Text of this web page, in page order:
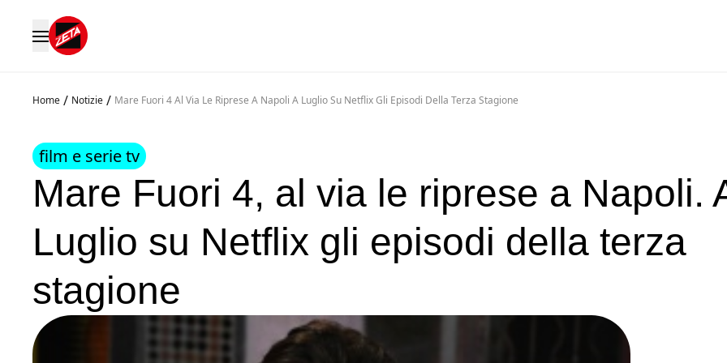
Home / Notizie / Mare Fuori 4 Al Via Le Riprese A Napoli A Luglio Su Netflix Gli Episodi Della Terza Stagione
film e serie tv
Mare Fuori 4, al via le riprese a Napoli.
Luglio su Netflix gli episodi della terza
stagione